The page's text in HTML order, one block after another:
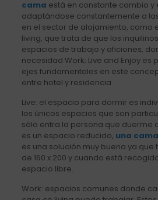
cama está en constante cambio y
adaptándose constantemente a
en el sector de alojamiento, como
living, que trata de que los
espacios de trabajo y aficiones,
necesidad Work; Live and Enjoy es
ejes fundamentales en este
entre hotel y residencia.
Live: el espacio para dormir es
los únicos espacios que son
sólo entra la persona que duerme
es un espacio reducido, una
es una solución muy buena ya que
de 160 x 200 y cuando está
espacio libre.
Work: espacios comunes donde